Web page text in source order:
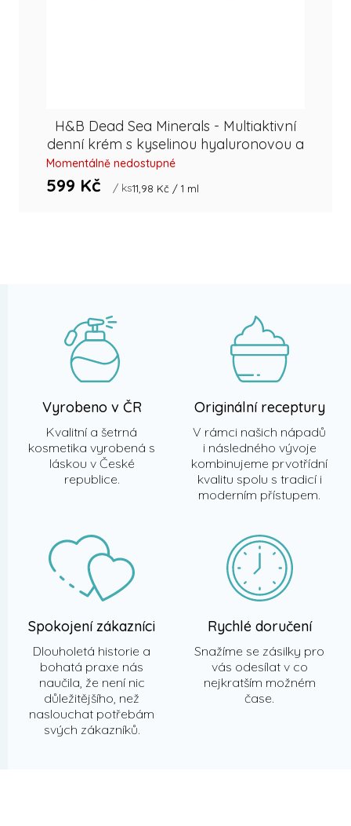
H&B Dead Sea Minerals - Multiaktivní
denní krém s kyselinou hyaluronovou a
extraktem z kaviáru 50 ml
Momentálně nedostupné
599 Kč / ksMěrná
11,98 Kč / 1 ml
Vyrobeno v ČR
Kvalitní a šetrná
kosmetika vyrobená s
láskou v České
republice.
Originální receptury
V rámci našich nápadů
i následného vývoje
kombinujeme prvotřídní
kvalitu spolu s tradicí i
moderním přístupem.
Spokojení zákazníci
Dlouholetá historie a
bohatá praxe nás
naučila, že není nic
důležitějšího, než
naslouchat potřebám
svých zákazníků.
Rychlé doručení
Snažíme se zásilky pro
vás odesílat v co
nejkratším možném
čase.